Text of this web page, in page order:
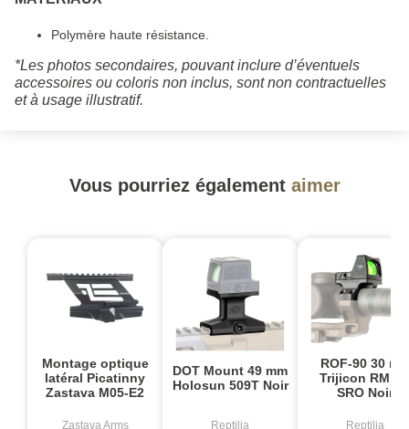
Polymère haute résistance.
*Les photos secondaires, pouvant inclure d’éventuels
accessoires ou coloris non inclus, sont non contractuelles
et à usage illustratif.
Vous pourriez également aimer
Montage optique
latéral Picatinny
Zastava M05-E2
Zastava Arms
DOT Mount 49 mm
Holosun 509T Noir
Reptilia
ROF-90 30
Trijicon RMR
SRO Noir
Reptilia